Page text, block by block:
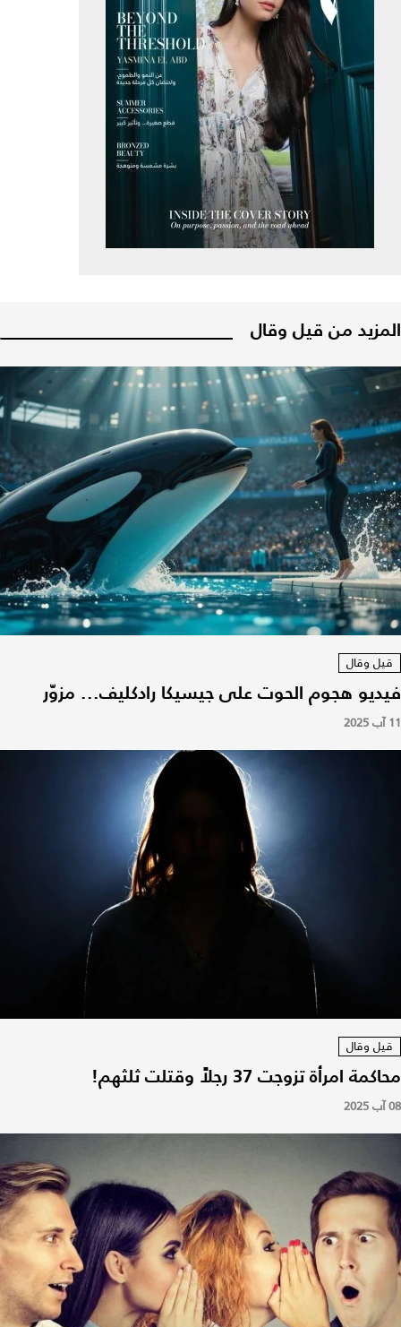
المزيد من قيل وقال
قيل وقال
فيديو هجوم الحوت على جيسيكا رادكليف... مزوّر
11 آب 2025
قيل وقال
محاكمة امرأة تزوجت 37 رجلاً وقتلت ثلثهم!
08 آب 2025